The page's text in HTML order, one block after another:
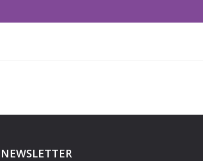
NEWSLETTER